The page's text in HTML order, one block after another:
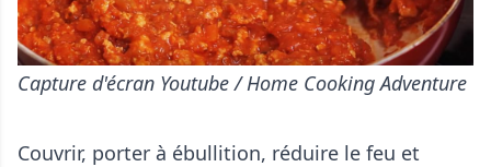
Capture d'écran Youtube / Home Cooking Adventure
Couvrir, porter à ébullition, réduire le feu et